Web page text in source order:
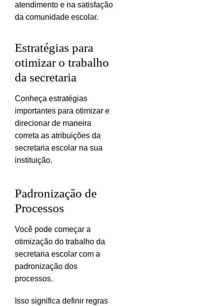
atendimento e na satisfação
da comunidade escolar.
Estratégias para
otimizar o trabalho
da secretaria
Conheça estratégias
importantes para otimizar e
direcionar de maneira
correta as atribuições da
secretaria escolar na sua
instituição.
Padronização de
Processos
Você pode começar a
otimização do trabalho da
secretaria escolar com a
padronização dos
processos.
Isso significa definir regras